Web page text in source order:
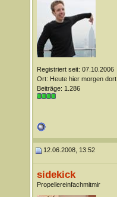
Registriert seit: 07.10.2006
Ort: Heute hier morgen dort
Beiträge: 1.286
12.06.2008, 13:52
sidekick
Propellereinfachmitmir